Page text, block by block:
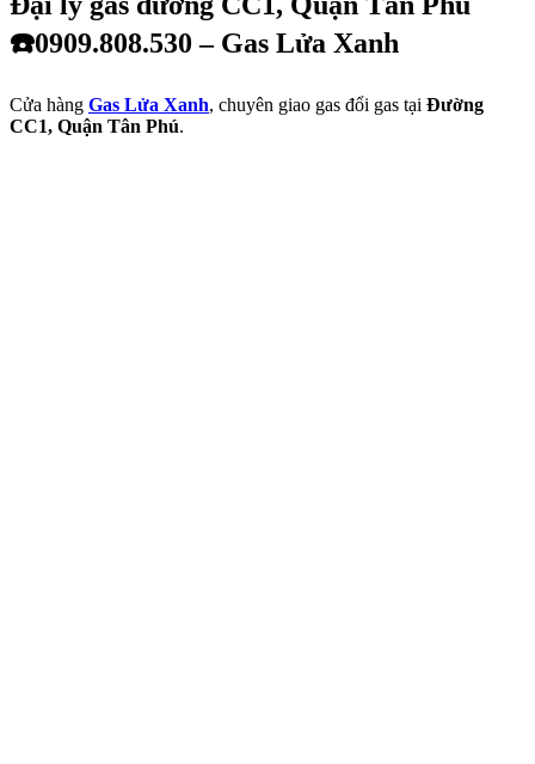
☎️0909.808.530 – Gas Lửa Xanh
Cửa hàng Gas Lửa Xanh, chuyên giao gas đổi gas tại Đường
CC1, Quận Tân Phú.